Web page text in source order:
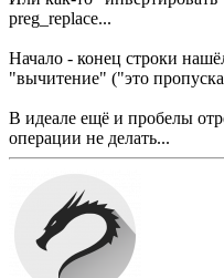
preg_replace...
Начало - конец строки
"вычитение" ("это
В идеале ещё и пробелы
операции не делать...